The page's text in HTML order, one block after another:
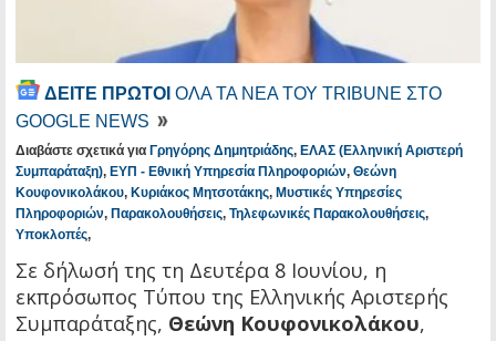
ΔΕΙΤΕ ΠΡΩΤΟΙ ΟΛΑ ΤΑ ΝΕΑ ΤΟΥ TRIBUNE ΣΤΟ
GOOGLE NEWS
Διαβάστε σχετικά για Γρηγόρης Δημητριάδης, ΕΛΑΣ (Ελληνική Αριστερή
Συμπαράταξη), ΕΥΠ - Εθνική Υπηρεσία Πληροφοριών, Θεώνη
Κουφονικολάκου, Κυριάκος Μητσοτάκης, Μυστικές Υπηρεσίες
Πληροφοριών, Παρακολουθήσεις, Τηλεφωνικές Παρακολουθήσεις,
Υποκλοπές,
Σε δήλωσή της τη Δευτέρα 8 Ιουνίου, η
εκπρόσωπος Τύπου της Ελληνικής Αριστερής
Συμπαράταξης, Θεώνη Κουφονικολάκου,